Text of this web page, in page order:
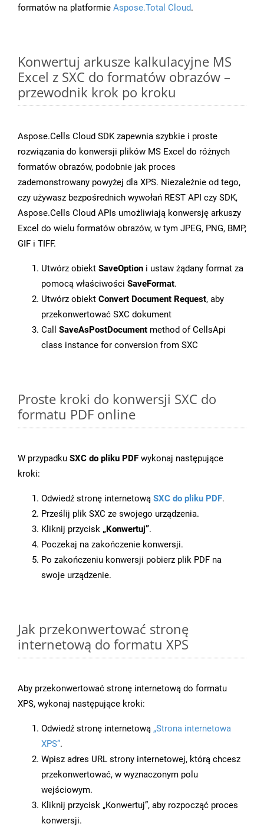
formatów na platformie Aspose.Total Cloud.
Konwertuj arkusze kalkulacyjne MS
Excel z SXC do formatów obrazów –
przewodnik krok po kroku
Aspose.Cells Cloud SDK zapewnia szybkie i proste
rozwiązania do konwersji plików MS Excel do różnych
formatów obrazów, podobnie jak proces
zademonstrowany powyżej dla XPS. Niezależnie od tego,
czy używasz bezpośrednich wywołań REST API czy SDK,
Aspose.Cells Cloud APIs umożliwiają konwersję arkuszy
Excel do wielu formatów obrazów, w tym JPEG, PNG, BMP,
GIF i TIFF.
Utwórz obiekt SaveOption i ustaw żądany format za
pomocą właściwości SaveFormat.
Utwórz obiekt Convert Document Request, aby
przekonwertować SXC dokument
Call SaveAsPostDocument method of CellsApi
class instance for conversion from SXC
Proste kroki do konwersji SXC do
formatu PDF online
W przypadku SXC do pliku PDF wykonaj następujące
kroki:
Odwiedź stronę internetową SXC do pliku PDF.
Prześlij plik SXC ze swojego urządzenia.
Kliknij przycisk „Konwertuj”.
Poczekaj na zakończenie konwersji.
Po zakończeniu konwersji pobierz plik PDF na
swoje urządzenie.
Jak przekonwertować stronę
internetową do formatu XPS
Aby przekonwertować stronę internetową do formatu
XPS, wykonaj następujące kroki:
Odwiedź stronę internetową „Strona internetowa
XPS”.
Wpisz adres URL strony internetowej, którą chcesz
przekonwertować, w wyznaczonym polu
wejściowym.
Kliknij przycisk „Konwertuj”, aby rozpocząć proces
konwersji.